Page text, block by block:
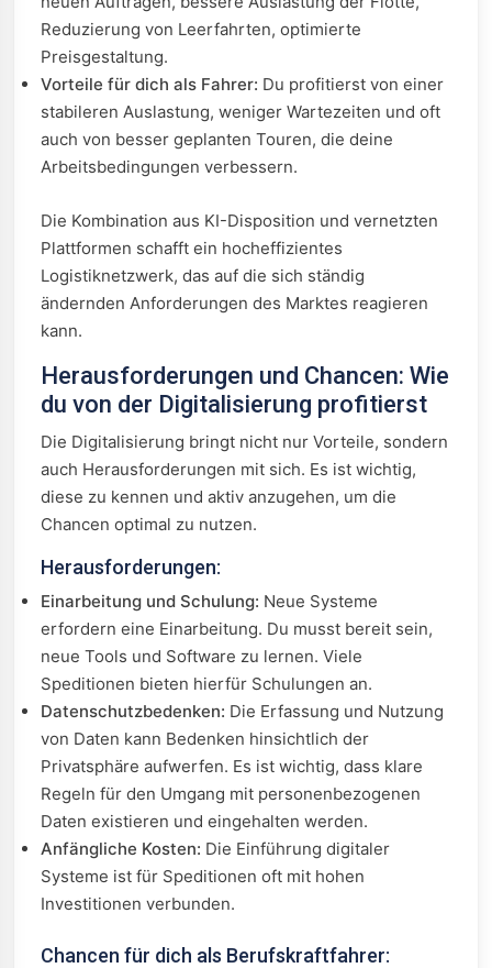
Reduzierung von Leerfahrten, optimierte
Preisgestaltung.
Vorteile für dich als Fahrer: Du profitierst von einer
stabileren Auslastung, weniger Wartezeiten und oft
auch von besser geplanten Touren, die deine
Arbeitsbedingungen verbessern.
Die Kombination aus KI-Disposition und vernetzten
Plattformen schafft ein hocheffizientes
Logistiknetzwerk, das auf die sich ständig
ändernden Anforderungen des Marktes reagieren
kann.
Herausforderungen und Chancen: Wie
du von der Digitalisierung profitierst
Die Digitalisierung bringt nicht nur Vorteile, sondern
auch Herausforderungen mit sich. Es ist wichtig,
diese zu kennen und aktiv anzugehen, um die
Chancen optimal zu nutzen.
Herausforderungen:
Einarbeitung und Schulung: Neue Systeme
erfordern eine Einarbeitung. Du musst bereit sein,
neue Tools und Software zu lernen. Viele
Speditionen bieten hierfür Schulungen an.
Datenschutzbedenken: Die Erfassung und Nutzung
von Daten kann Bedenken hinsichtlich der
Privatsphäre aufwerfen. Es ist wichtig, dass klare
Regeln für den Umgang mit personenbezogenen
Daten existieren und eingehalten werden.
Anfängliche Kosten: Die Einführung digitaler
Systeme ist für Speditionen oft mit hohen
Investitionen verbunden.
Chancen für dich als Berufskraftfahrer: